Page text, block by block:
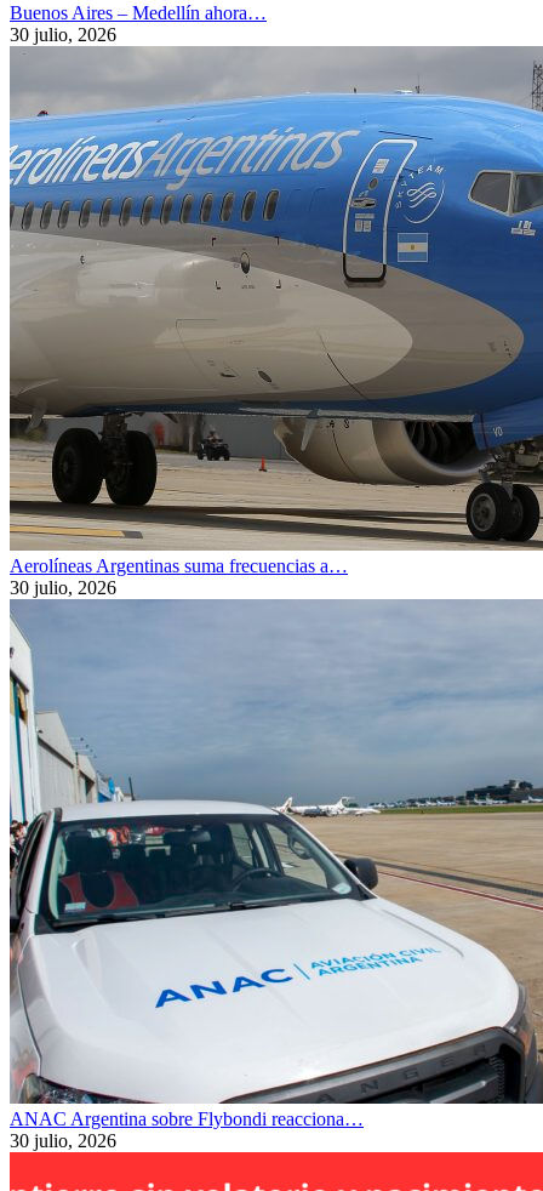
Buenos Aires – Medellín ahora…
30 julio, 2026
Aerolíneas Argentinas suma frecuencias a…
30 julio, 2026
ANAC Argentina sobre Flybondi reacciona…
30 julio, 2026